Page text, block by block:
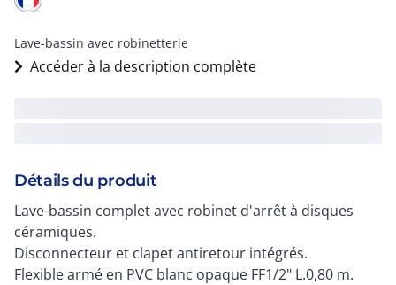
Lave-bassin avec robinetterie
Accéder à la description complète
Détails du produit
Lave-bassin complet avec robinet d'arrêt à disques
céramiques.
Disconnecteur et clapet antiretour intégrés.
Flexible armé en PVC blanc opaque FF1/2" L.0,80 m.